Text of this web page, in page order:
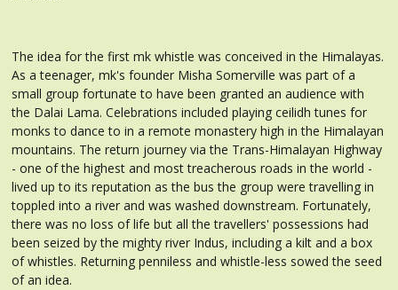
The idea for the first mk whistle was conceived in the Himalayas.
As a teenager, mk's founder Misha Somerville was part of a
small group fortunate to have been granted an audience with
the Dalai Lama. Celebrations included playing ceilidh tunes for
monks to dance to in a remote monastery high in the Himalayan
mountains. The return journey via the Trans-Himalayan Highway
- one of the highest and most treacherous roads in the world -
lived up to its reputation as the bus the group were travelling in
toppled into a river and was washed downstream. Fortunately,
there was no loss of life but all the travellers' possessions had
been seized by the mighty river Indus, including a kilt and a box
of whistles. Returning penniless and whistle-less sowed the seed
of an idea.